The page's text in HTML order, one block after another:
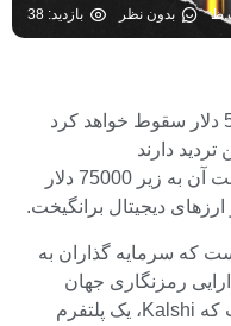
بدون نظر بازدید: 38
دارند
بیت کوین بلافاصله پس از کاهش قیمت آن به زیر 75000 دلار
که سرمایه گذاران به
رمزنگاری جهان
نزولی نشان دهند. به همین دلیل است که Kalshi، یک پلتفرم